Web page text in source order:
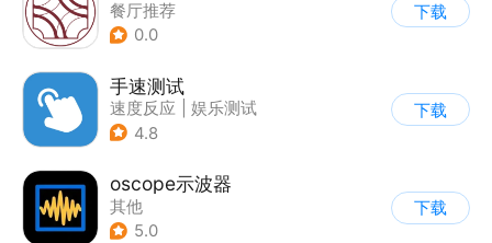
餐厅推荐
0.0
下载
手速测试
速度反应
娱乐测试
4.8
下载
oscope示波器
其他
5.0
下载